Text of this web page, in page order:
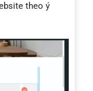
theo ý